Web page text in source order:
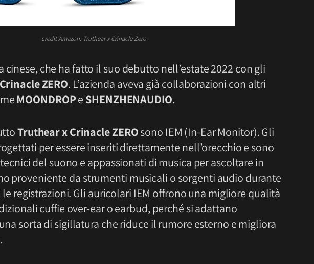
credit Amazon: Truthear x Crinacle Zero
cinese, che ha fatto il suo debutto nell’estate 2022 con gli
ZERO. L’azienda aveva già collaborazioni con altri
MOONDROPe SHENZHENAUDIO.
Truthear x Crinacle ZEROsono IEM (In-Ear Monitor). Gli
per essere inseriti direttamente nell’orecchio e sono
del suono e appassionati di musica per ascoltare in
proveniente da strumenti musicali o sorgenti audio durante
registrazioni. Gli auricolari IEM offrono una migliore qualità
cuffie over-ear o earbud, perché si adattano
sorta di sigillatura che riduce il rumore esterno e migliora